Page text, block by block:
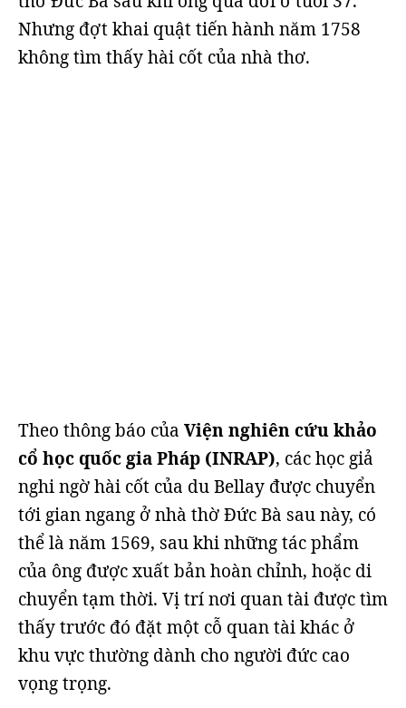
Nhưng đợt khai quật tiến hành năm 1758
không tìm thấy hài cốt của nhà thơ.
Theo thông báo của Viện nghiên cứu khảo
cổ học quốc gia Pháp (INRAP), các học giả
nghi ngờ hài cốt của du Bellay được chuyển
tới gian ngang ở nhà thờ Đức Bà sau này, có
thể là năm 1569, sau khi những tác phẩm
của ông được xuất bản hoàn chỉnh, hoặc di
chuyển tạm thời. Vị trí nơi quan tài được tìm
thấy trước đó đặt một cỗ quan tài khác ở
khu vực thường dành cho người đức cao
vọng trọng.